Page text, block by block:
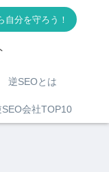
分を守ろう！
逆SEOとは
SEO会社TOP10